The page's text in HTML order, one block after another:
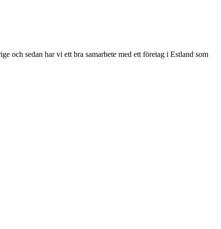
och sedan har vi ett bra samarbete med ett företag i Estland som